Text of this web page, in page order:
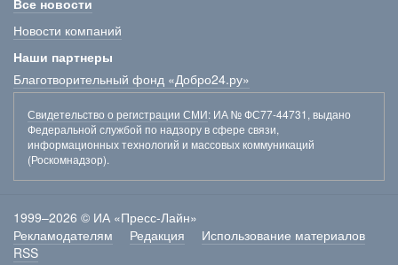
Все новости
Новости компаний
Наши партнеры
Благотворительный фонд «Добро24.ру»
Свидетельство о регистрации СМИ: ИА № ФС77-44731, выдано
Федеральной службой по надзору в сфере связи,
информационных технологий и массовых коммуникаций
(Роскомнадзор).
1999–2026 © ИА «Пресс-Лайн»
Рекламодателям
Редакция
Использование материалов
RSS